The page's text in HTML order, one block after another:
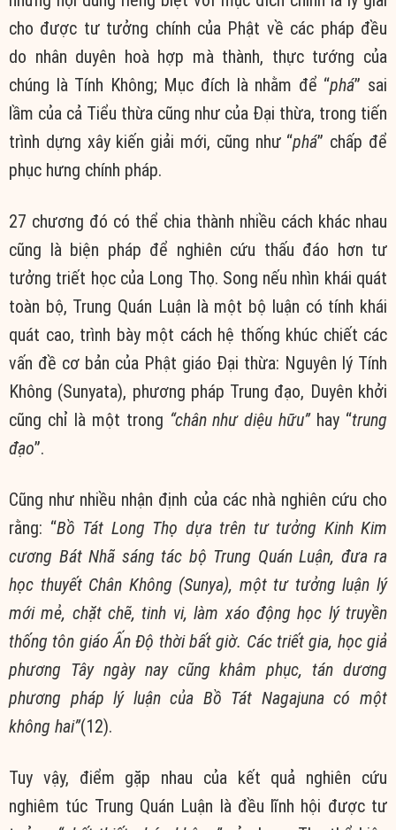
cho được tư tưởng chính của Phật về các pháp đều
do nhân duyên hoà hợp mà thành, thực tướng của
chúng là Tính Không; Mục đích là nhằm để “phá” sai
lầm của cả Tiểu thừa cũng như của Đại thừa, trong tiến
trình dựng xây kiến giải mới, cũng như “phá” chấp để
phục hưng chính pháp.
27 chương đó có thể chia thành nhiều cách khác nhau
cũng là biện pháp để nghiên cứu thấu đáo hơn tư
tưởng triết học của Long Thọ. Song nếu nhìn khái quát
toàn bộ, Trung Quán Luận là một bộ luận có tính khái
quát cao, trình bày một cách hệ thống khúc chiết các
vấn đề cơ bản của Phật giáo Đại thừa: Nguyên lý Tính
Không (Sunyata), phương pháp Trung đạo, Duyên khởi
cũng chỉ là một trong “chân như diệu hữu”hay “trung
đạo”.
Cũng như nhiều nhận định của các nhà nghiên cứu cho
rằng: “Bồ Tát Long Thọ dựa trên tư tưởng Kinh Kim
cương Bát Nhã sáng tác bộ Trung Quán Luận, đưa ra
học thuyết Chân Không (Sunya), một tư tưởng luận lý
mới mẻ, chặt chẽ, tinh vi, làm xáo động học lý truyền
thống tôn giáo Ấn Độ thời bất giờ. Các triết gia, học giả
phương Tây ngày nay cũng khâm phục, tán dương
phương pháp lý luận của Bồ Tát Nagajuna có một
không hai”(12).
Tuy vậy, điểm gặp nhau của kết quả nghiên cứu
nghiêm túc Trung Quán Luận là đều lĩnh hội được tư